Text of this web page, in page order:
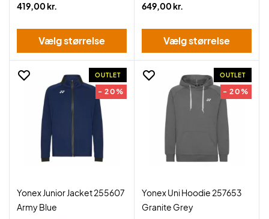
419,00 kr.
Vælg størrelse
649,00 kr.
Vælg størrelse
OUTLET
- 20%
Yonex Junior Jacket 255607
Army Blue
OUTLET
- 20%
Yonex Uni Hoodie 257653
Granite Grey